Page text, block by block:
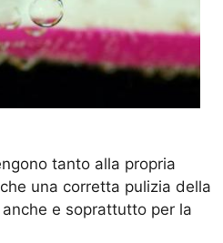
tanto alla propria
una corretta pulizia della
e soprattutto per la